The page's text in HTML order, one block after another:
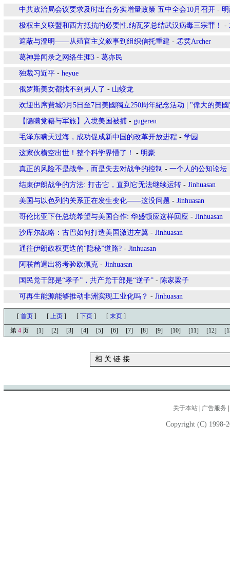
中共政治局会议要求及时出台务实增量政策 五中全会10月召开 -
极权主义联盟和西方抵抗的必要性.纳瓦罗总结武汉病毒三宗罪！ -
遮蔽与澄明——从殖官主义叙事到组织信托重建 - 孞烎Archer
葛神异闻录之网络生涯3 - 葛亦民
独裁习近平 - heyue
俄罗斯美女都找不到男人了 - 山蛟龙
欢迎出席費城9月5日至7日美國獨立250周年紀念活动 | "偉大的美
【隐瞒党籍与军旅】入境美国被捕 - gugeren
毛泽东瞒天过海，成功促成新中国的改革开放进程 - 学园
这家伙横空出世！整个科学界懵了！ - 明豪
真正的风险不是战争，而是失去对战争的控制 - 一个人的公知论坛
结束伊朗战争的方法: 打击它，直到它无法继续运转 - Jinhuasan
美国与以色列的关系正在发生变化——这没问题 - Jinhuasan
哥伦比亚下任总统希望与美国合作: 华盛顿应这样回应 - Jinhuasan
沙库尔战略：古巴如何打造美国激进左翼 - Jinhuasan
通往伊朗政权更迭的“隐秘”道路? - Jinhuasan
阿联酋退出将考验欧佩克 - Jinhuasan
国民党干部是“孝子”，共产党干部是“逆子” - 陈家梁子
可再生能源能够推动非洲实现工业化吗？ - Jinhuasan
[ 首页 ] [ 上页 ] [ 下页 ] [ 末页 ]
第 4 页 [1] [2] [3] [4] [5] [6] [7] [8] [9] [10] [11] [12]
相 关 链 接
关于本站 广告服务
Copyright (C) 1998-